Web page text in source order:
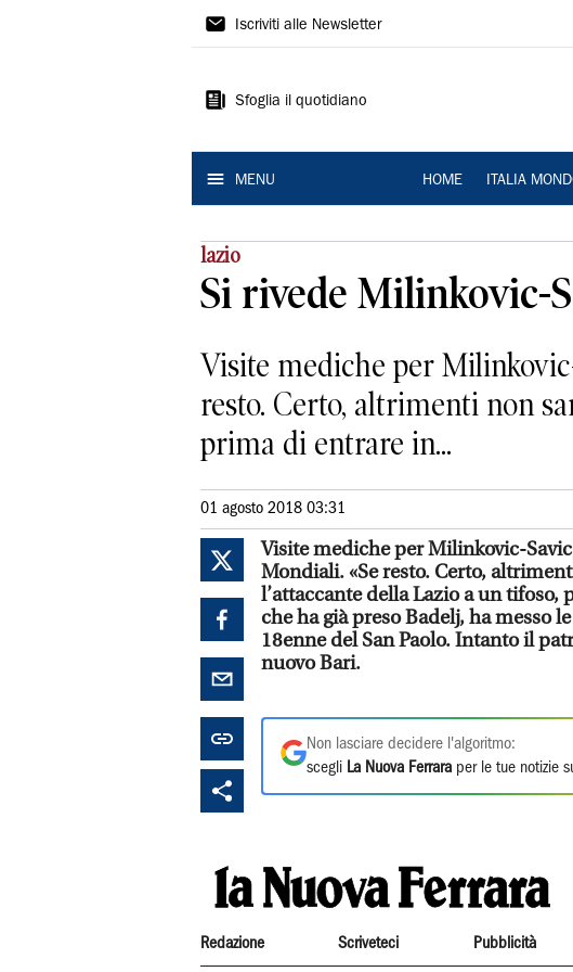
La
Ferrara
Iscriviti alle Newsletter
Sfoglia il quotidiano
MENU HOME ITALIA
lazio
Si rivede Milinkovic-
Visite mediche per
resto. Certo, altrimenti non
prima di entrare in...
01 agosto 2018 03:31
Visite mediche perMilinkovic-Savic
Mondiali. «Se resto. Certo,
l’attaccante della Lazio a un
che ha già presoBadelj, ha messo
18enne del San Paolo. Intanto il
nuovo Bari.
Non lasciare decidere l'algoritmo:
scegli La Nuova Ferrara per le tue notizie
Redazione Scriveteci Pubblicità